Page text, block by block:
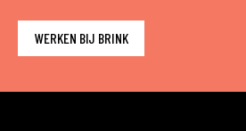
WERKEN BIJ BRINK